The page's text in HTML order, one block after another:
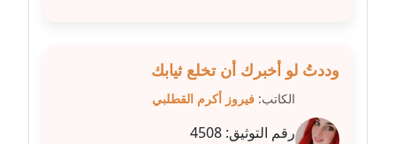
عاملة
مدونة فيروز القطلبي
عاملة
وددتُ لو أخبرك أن تخلع ثيابك
الكاتب: فيروز أكرم القطلبي
رقم التوثيق: 4508